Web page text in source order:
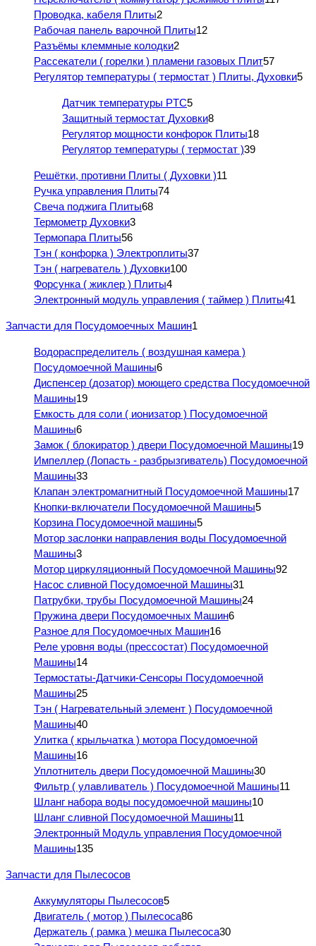
Проводка, кабеля Плиты2
Рабочая панель варочной Плиты12
Разъёмы клеммные колодки2
Рассекатели ( горелки ) пламени газовых Плит57
Регулятор температуры ( термостат ) Плиты, Духовки5
Датчик температуры PTC5
Защитный термостат Духовки8
Регулятор мощности конфорок Плиты18
Регулятор температуры ( термостат )39
Решётки, противни Плиты ( Духовки )11
Ручка управления Плиты74
Свеча поджига Плиты68
Термометр Духовки3
Термопара Плиты56
Тэн ( конфорка ) Электроплиты37
Тэн ( нагреватель ) Духовки100
Форсунка ( жиклер ) Плиты4
Электронный модуль управления ( таймер ) Плиты41
Запчасти для Посудомоечных Машин1
Водораспределитель ( воздушная камера )
Посудомоечной Машины6
Диспенсер (дозатор) моющего средства Посудомоечной
Машины19
Емкость для соли ( ионизатор ) Посудомоечной
Машины6
Замок ( блокиратор ) двери Посудомоечной Машины19
Импеллер (Лопасть - разбрызгиватель) Посудомоечной
Машины33
Клапан электромагнитный Посудомоечной Машины17
Кнопки-включатели Посудомоечной Машины5
Корзина Посудомоечной машины5
Мотор заслонки направления воды Посудомоечной
Машины3
Мотор циркуляционный Посудомоечной Машины92
Насос сливной Посудомоечной Машины31
Патрубки, трубы Посудомоечной Машины24
Пружина двери Посудомоечных Машин6
Разное для Посудомоечных Машин16
Реле уровня воды (прессостат) Посудомоечной
Машины14
Термостаты-Датчики-Сенсоры Посудомоечной
Машины25
Тэн ( Нагревательный элемент ) Посудомоечной
Машины40
Улитка ( крыльчатка ) мотора Посудомоечной
Машины16
Уплотнитель двери Посудомоечной Машины30
Фильтр ( улавливатель ) Посудомоечной Машины11
Шланг набора воды посудомоечной машины10
Шланг сливной Посудомоечной Машины11
Электронный Модуль управления Посудомоечной
Машины135
Запчасти для Пылесосов
Аккумуляторы Пылесосов5
Двигатель ( мотор ) Пылесоса86
Держатель ( рамка ) мешка Пылесоса30